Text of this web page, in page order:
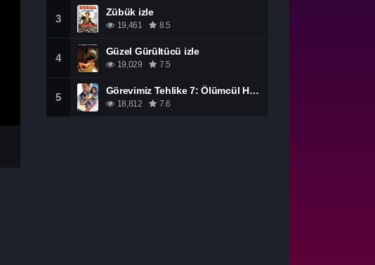
3
Zübük izle
19,461 8.5
4
Güzel Gürültücü izle
19,029 7.5
5
Görevimiz Tehlike 7: Ölümcül Hesaplaşma Bölüm 1 izle
18,812 7.6